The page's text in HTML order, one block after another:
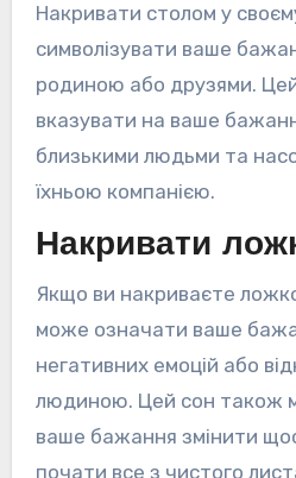
Накривати столом у
символізувати ваше
родиною або друзями.
вказувати на ваше
близькими людьми та
їхньою компанією.
Накривати
Якщо ви накриваєте
може означати ваше
негативних емоцій або
людиною. Цей сон також
ваше бажання змінити
почати все з чистого